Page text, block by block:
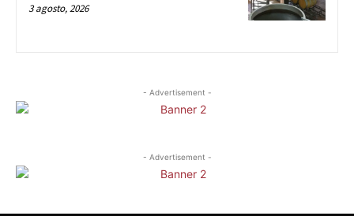
3 agosto, 2026
- Advertisement -
- Advertisement -